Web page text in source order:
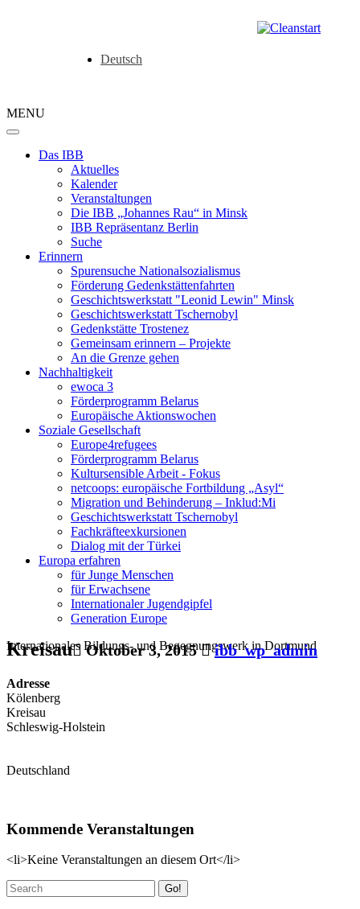
Deutsch
MENU
Das IBB
Aktuelles
Kalender
Veranstaltungen
Die IBB „Johannes Rau“ in Minsk
IBB Repräsentanz Berlin
Suche
Erinnern
Spurensuche Nationalsozialismus
Förderung Gedenkstättenfahrten
Geschichtswerkstatt "Leonid Lewin" Minsk
Geschichtswerkstatt Tschernobyl
Gedenkstätte Trostenez
Gemeinsam erinnern – Projekte
An die Grenze gehen
Nachhaltigkeit
ewoca 3
Förderprogramm Belarus
Europäische Aktionswochen
Soziale Gesellschaft
Europe4refugees
Förderprogramm Belarus
Kultursensible Arbeit - Fokus
netcoops: europäische Fortbildung „Asyl“
Migration und Behinderung – Inklud:Mi
Geschichtswerkstatt Tschernobyl
Fachkräfteexkursionen
Dialog mit der Türkei
Europa erfahren
für Junge Menschen
für Erwachsene
Internationaler Jugendgipfel
Generation Europe
Internationales Bildungs- und Begegnungswerk in Dortmund
Kreisau Oktober 3, 2015 ibb_wp_admin
Adresse
Kölenberg
Kreisau
Schleswig-Holstein
Deutschland
Kommende Veranstaltungen
<li>Keine Veranstaltungen an diesem Ort</li>
Go!